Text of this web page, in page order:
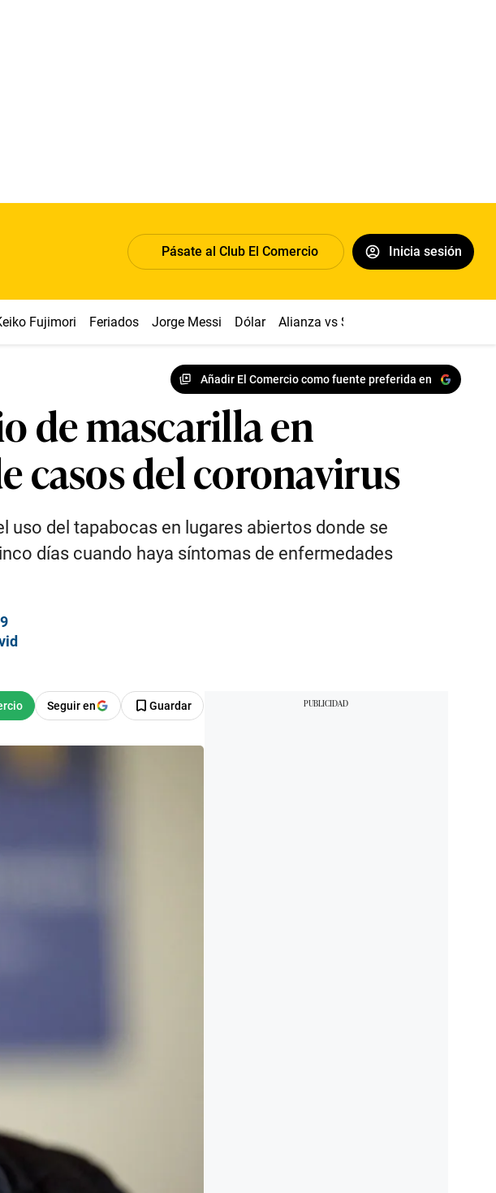
Pásate al Club El Comercio Inicia sesión
Fujimori Feriados Jorge Messi Dólar Alianza vs Sport Boys
Añadir El Comercio como fuente preferida en
de mascarilla en
casos del coronavirus
uso del tapabocas en lugares abiertos donde se
días cuando haya síntomas de enfermedades
Seguir en Guardar